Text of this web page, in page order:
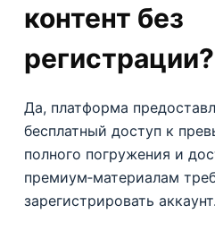
контент без
регистрации?
Да, платформа
бесплатный доступ к
полного погружения и
премиум‑материалам
зарегистрировать аккаунт.